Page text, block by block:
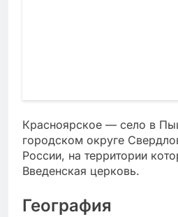
Красноярское — село в
городском округе
России, на территории
Введенская церковь.
География